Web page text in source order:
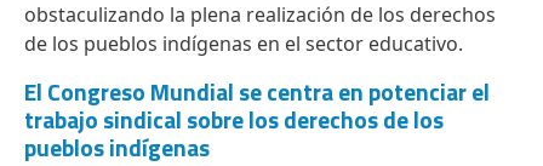
obstaculizando la plena realización de los derechos
de los pueblos indígenas en el sector educativo.
El Congreso Mundial se centra en potenciar el
trabajo sindical sobre los derechos de los
pueblos indígenas